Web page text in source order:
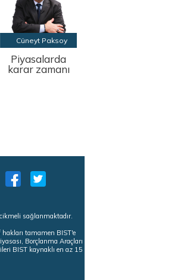
Cüneyt Paksoy
Piyasalarda
karar zamanı
sağlanmaktadır.
tamamen BIST'e
Borçlanma Araçları
BIST kaynaklı en az 15